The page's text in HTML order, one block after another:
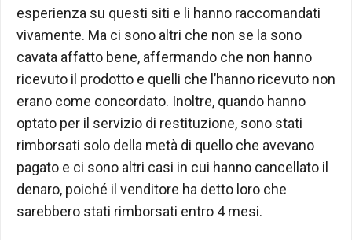
esperienza su questi siti e li hanno raccomandati
vivamente. Ma ci sono altri che non se la sono
cavata affatto bene, affermando che non hanno
ricevuto il prodotto e quelli che l’hanno ricevuto non
erano come concordato. Inoltre, quando hanno
optato per il servizio di restituzione, sono stati
rimborsati solo della metà di quello che avevano
pagato e ci sono altri casi in cui hanno cancellato il
denaro, poiché il venditore ha detto loro che
sarebbero stati rimborsati entro 4 mesi.